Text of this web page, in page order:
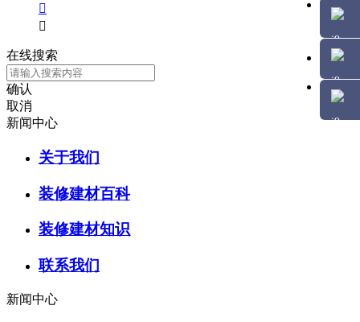


在线搜索
确认
取消
新闻中心
关于我们
装修建材百科
装修建材知识
联系我们
新闻中心